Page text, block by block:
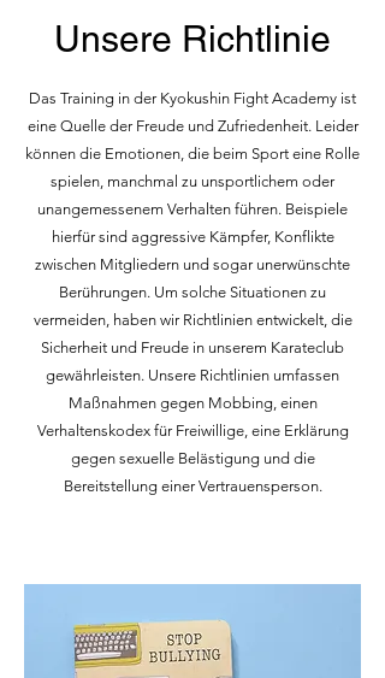
Unsere Richtlinie
Das Training in der Kyokushin Fight Academy ist
eine Quelle der Freude und Zufriedenheit. Leider
können die Emotionen, die beim Sport eine Rolle
spielen, manchmal zu unsportlichem oder
unangemessenem Verhalten führen. Beispiele
hierfür sind aggressive Kämpfer, Konflikte
zwischen Mitgliedern und sogar unerwünschte
Berührungen. Um solche Situationen zu
vermeiden, haben wir Richtlinien entwickelt, die
Sicherheit und Freude in unserem Karateclub
gewährleisten. Unsere Richtlinien umfassen
Maßnahmen gegen Mobbing, einen
Verhaltenskodex für Freiwillige, eine Erklärung
gegen sexuelle Belästigung und die
Bereitstellung einer Vertrauensperson.